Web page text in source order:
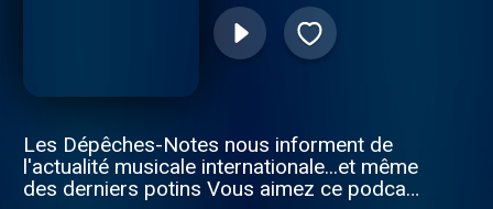
Les Dépêches-Notes nous informent de
l'actualité musicale internationale...et même
des derniers potins Vous aimez ce podcast